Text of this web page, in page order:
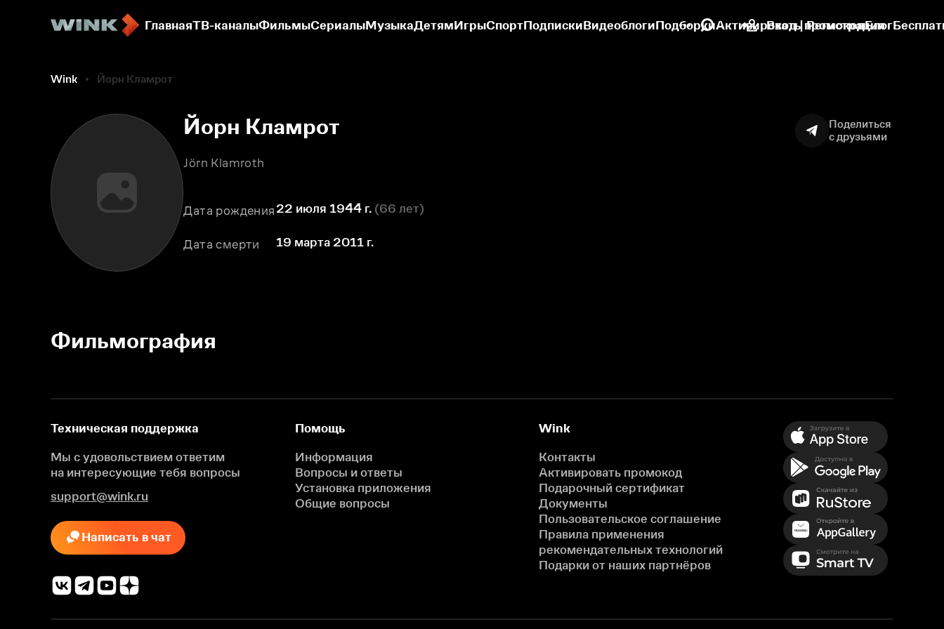
ГлавнаяТВ-каналыФильмыСериалыМузыкаДетямИгрыСпортПодпискиВидеоблогиПодборкиАктивировать промокодБлог
Вход | Регистрация
Wink Йорн Кламрот
Йорн Кламрот
Jörn Klamroth
Поделиться
с друзьями
Дата рождения 22 июля 1944 г. (66 лет)
Дата смерти 19 марта 2011 г.
Фильмография
Техническая поддержка
Мы с удовольствием ответим
на интересующие тебя вопросы
support@wink.ru
Написать в чат
Помощь
Информация
Вопросы и ответы
Установка приложения
Общие вопросы
Wink
Контакты
Активировать промокод
Подарочный сертификат
Документы
Пользовательское соглашение
Правила применения
рекомендательных технологий
Подарки от наших партнёров